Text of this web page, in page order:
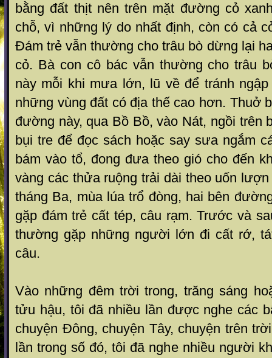
bằng đất thịt nên trên mặt đường cỏ
chỗ, vì những lý do nhất định, còn có cả
Đám trẻ vẫn thường cho trâu bò dừng lại
cỏ. Bà con cô bác vẫn thường cho trâu
này mỗi khi mưa lớn, lũ về để tránh
những vùng đất có địa thế cao hơn. Thuở
đường này, qua Bồ Bồ, vào Nát, ngồi trên
bụi tre để đọc sách hoặc say sưa ngắm
bám vào tổ, đong đưa theo gió cho đến
vàng các thửa ruộng trải dài theo uốn
tháng Ba, mùa lúa trổ đòng, hai bên
gặp đám trẻ cất tép, câu rạm. Trước và
thường gặp những người lớn đi cất rớ,
câu.
Vào những đêm trời trong, trăng sáng
tửu hậu, tôi đã nhiều lần được nghe các
chuyện Đông, chuyện Tây, chuyện trên
lần trong số đó, tôi đã nghe nhiều người